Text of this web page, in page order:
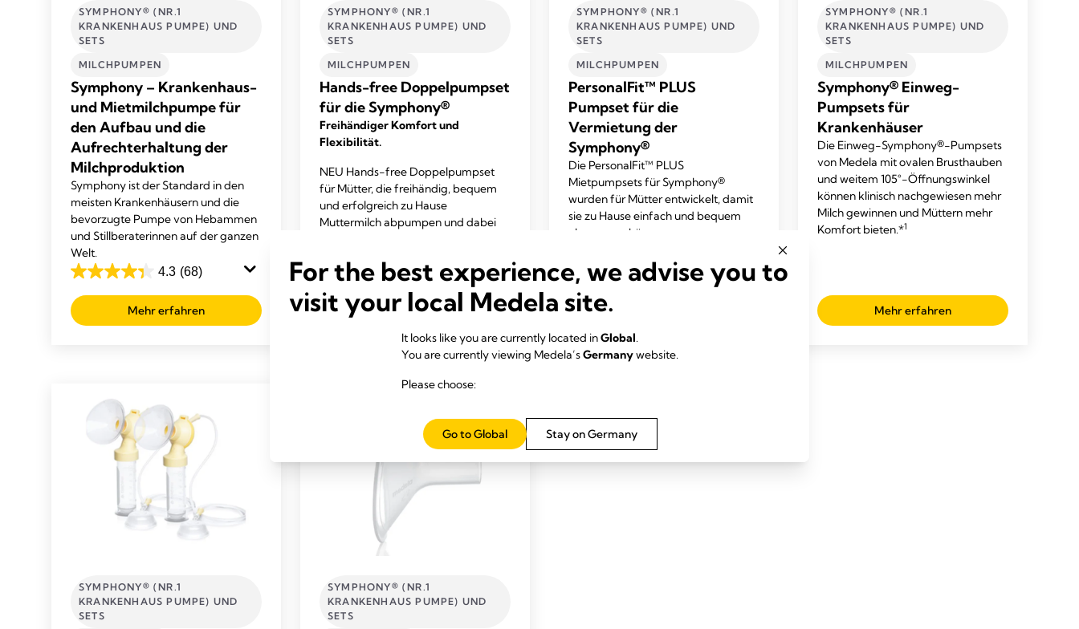
SYMPHONY® (NR.1
KRANKENHAUS PUMPE) UND
SETS
MILCHPUMPEN
Symphony – Krankenhaus-
und Mietmilchpumpe für
den Aufbau und die
Aufrechterhaltung der
Milchproduktion
Symphony ist der Standard in den
meisten Krankenhäusern und die
bevorzugte Pumpe von Hebammen
und Stillberaterinnen auf der ganzen
Welt.
4.3 (68)
4.3
von
5
Mehr erfahren
SYMPHONY® (NR.1
KRANKENHAUS PUMPE) UND
SETS
MILCHPUMPEN
Hands-free Doppelpumpset
für die Symphony®
Freihändiger Komfort und
Flexibilität.
NEU Hands-free Doppelpumpset
für Mütter, die freihändig, bequem
und erfolgreich zu Hause
Muttermilch abpumpen und dabei
Mehr erfahren
SYMPHONY® (NR.1
KRANKENHAUS PUMPE) UND
SETS
MILCHPUMPEN
PersonalFit™ PLUS
Pumpset für die
Vermietung der
Symphony®
Die PersonalFit™ PLUS
Mietpumpsets für Symphony®
wurden für Mütter entwickelt, damit
sie zu Hause einfach und bequem
abpumpen können.
von
5
SYMPHONY® (NR.1
KRANKENHAUS PUMPE) UND
SETS
MILCHPUMPEN
Symphony® Einweg-
Pumpsets für
Krankenhäuser
Die Einweg-Symphony®-Pumpsets
von Medela mit ovalen Brusthauben
und weitem 105°-Öffnungswinkel
können klinisch nachgewiesen mehr
Milch gewinnen und Müttern mehr
Komfort bieten.*1
Mehr erfahren
SYMPHONY® (NR.1
KRANKENHAUS PUMPE) UND
SETS
SYMPHONY® (NR.1
KRANKENHAUS PUMPE) UND
SETS
For the best experience, we advise you to
visit your local Medela site.
It looks like you are currently located inGlobal.
You are currently viewing Medela’sGermanywebsite.
Please choose:
Stay on Germany
Go to Global